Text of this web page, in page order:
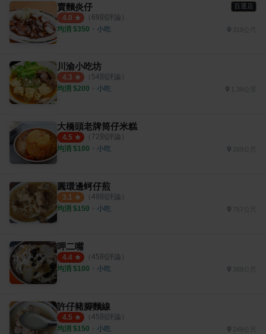
賣麵炎仔 百選店
4.0 （ 69則評論）
均消 $350 ・ 小吃
川渝小吃坊
4.3 （ 54則評論）
均消 $200 ・ 小吃
大橋頭老牌筒仔米糕
4.5 （ 72則評論）
均消 $100 ・ 小吃
圓環邊蚵仔煎
3.1 （ 49則評論）
均消 $150 ・ 小吃 757公尺
呷二嘴
4.4 （ 45則評論）
均消 $100 ・ 小吃
許仔豬腳麵線
4.5 （ 45則評論）
均消 $150 ・ 小吃 249公尺